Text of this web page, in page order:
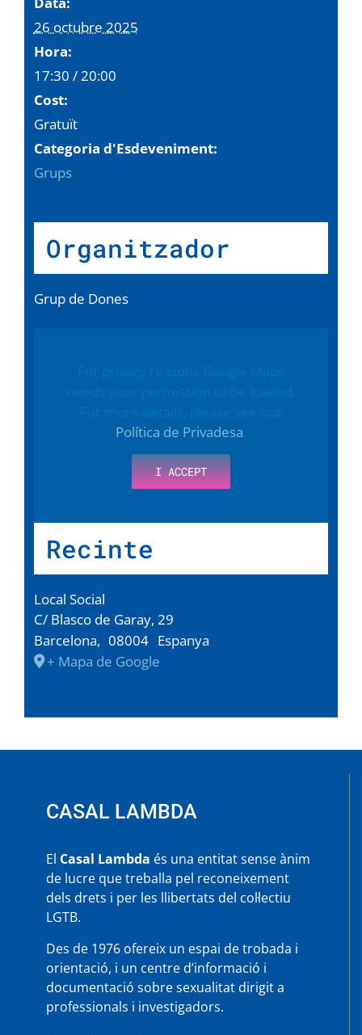
26 octubre 2025
Hora:
17:30 / 20:00
Cost:
Gratuït
Categoria d'Esdeveniment:
Grups
Organitzador
Grup de Dones
Recinte
Local Social
C/ Blasco de Garay, 29
Barcelona, 08004 Espanya
+ Mapa de Google
For privacy reasons Google Maps
needs your permission to be loaded.
For more details, please see our
Política de Privadesa
I ACCEPT
CASAL LAMBDA
El Casal Lambda és una entitat sense ànim
de lucre que treballa pel reconeixement
dels drets i per les llibertats del col·lectiu
LGTB.
Des de 1976 ofereix un espai de trobada i
orientació, i un centre d’informació i
documentació sobre sexualitat dirigit a
professionals i investigadors.